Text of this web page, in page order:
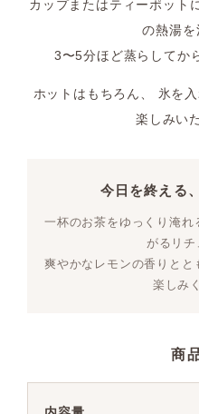
カップまたはティーポット
の熱湯を
3〜5分ほど蒸らしてか
ホットはもちろん、 氷を
楽しみい
今日を終える
一杯のお茶をゆっくり淹
がるリチ
爽やかなレモンの香りと
楽しみ
商